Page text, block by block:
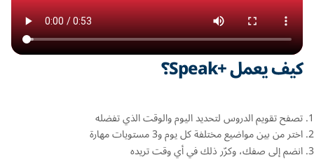
كيف يعمل +Speak؟
تصفح تقويم الدروس لتحديد اليوم والوقت الذي تفضله
اختر من بين مواضيع مختلفة كل يوم و3 مستويات مهارة
انضم إلى صفك، وكرّر ذلك في أي وقت تريده